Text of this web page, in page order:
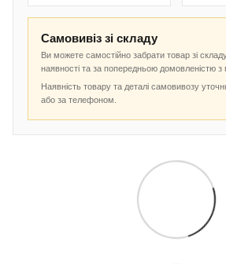
Самовивіз зі складу
Ви можете самостійно забрати товар зі
наявності та за попередньою домовленістю
Наявність товару та деталі самовивозу
або за телефоном.